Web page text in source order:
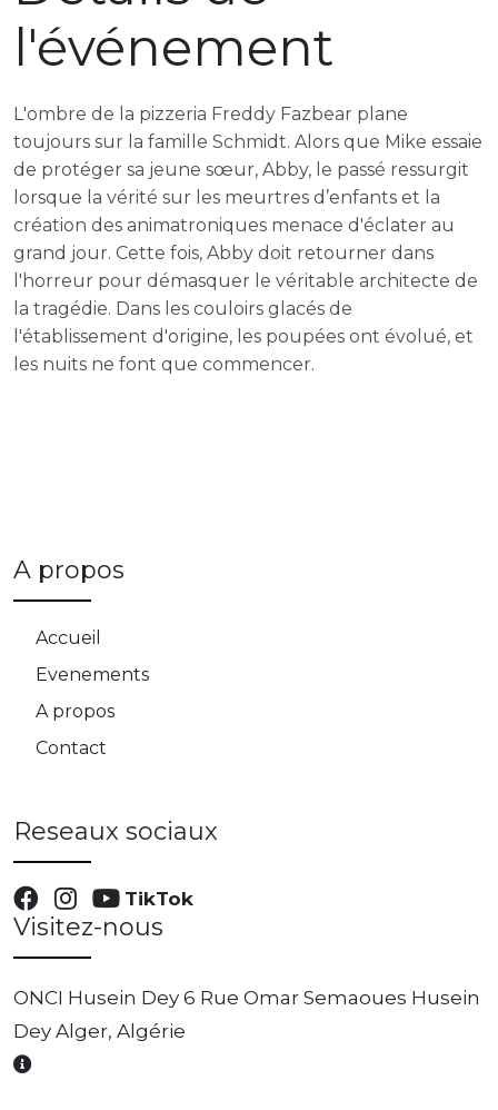
l'événement
L'ombre de la pizzeria Freddy Fazbear plane
toujours sur la famille Schmidt. Alors que Mike essaie
de protéger sa jeune sœur, Abby, le passé ressurgit
lorsque la vérité sur les meurtres d’enfants et la
création des animatroniques menace d'éclater au
grand jour. Cette fois, Abby doit retourner dans
l'horreur pour démasquer le véritable architecte de
la tragédie. Dans les couloirs glacés de
l'établissement d'origine, les poupées ont évolué, et
les nuits ne font que commencer.
A propos
Accueil
Evenements
A propos
Contact
Reseaux sociaux
TikTok
Visitez-nous
ONCI Husein Dey 6 Rue Omar Semaoues Husein
Dey Alger, Algérie